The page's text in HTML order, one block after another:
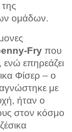
ομάδων.
Fry που
, ενώ επηρεάζει
Φίσερ – ο
με
ήταν ο
στον κόσμο